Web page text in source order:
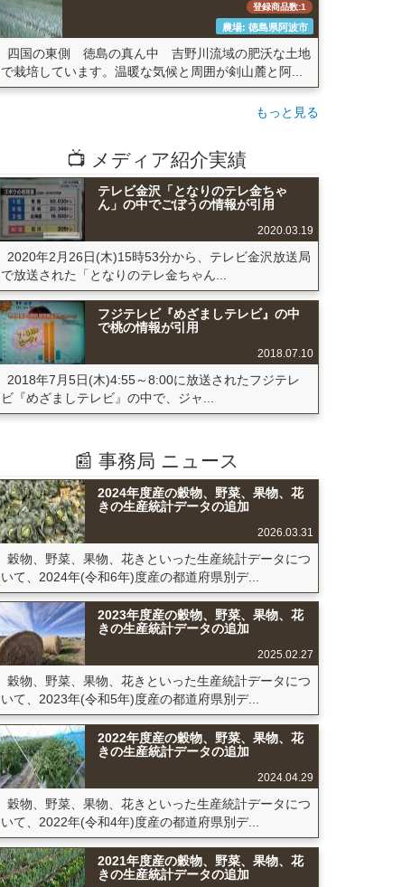
登録商品数:1
農場: 徳島県阿波市
四国の東側 徳島の真ん中 吉野川流域の肥沃な土地
で栽培しています。温暖な気候と周囲が剣山麓と阿...
もっと見る
📺 メディア紹介実績
テレビ金沢「となりのテレ金ちゃ
ん」の中でごぼうの情報が引用
2020.03.19
2020年2月26日(木)15時53分から、テレビ金沢放送局
で放送された「となりのテレ金ちゃん...
フジテレビ『めざましテレビ』の中
で桃の情報が引用
2018.07.10
2018年7月5日(木)4:55～8:00に放送されたフジテレ
ビ『めざましテレビ』の中で、ジャ...
📰 事務局 ニュース
2024年度産の穀物、野菜、果物、花
きの生産統計データの追加
2026.03.31
穀物、野菜、果物、花きといった生産統計データにつ
いて、2024年(令和6年)度産の都道府県別デ...
2023年度産の穀物、野菜、果物、花
きの生産統計データの追加
2025.02.27
穀物、野菜、果物、花きといった生産統計データにつ
いて、2023年(令和5年)度産の都道府県別デ...
2022年度産の穀物、野菜、果物、花
きの生産統計データの追加
2024.04.29
穀物、野菜、果物、花きといった生産統計データにつ
いて、2022年(令和4年)度産の都道府県別デ...
2021年度産の穀物、野菜、果物、花
きの生産統計データの追加